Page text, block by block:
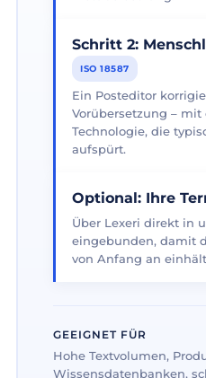
Schritt 2:
ISO 18587
Ein Posteditor
Vorübersetzung – mit
Technologie, die
aufspürt.
Optional: Ihre
Über Lexeri direkt in
eingebunden, damit
von Anfang an
GEEIGNET FÜR
Hohe Textvolumen,
Wissensdatenbanken,